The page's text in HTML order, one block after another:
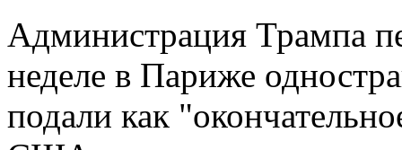
Администрация Трампа
неделе в Париже
подали как